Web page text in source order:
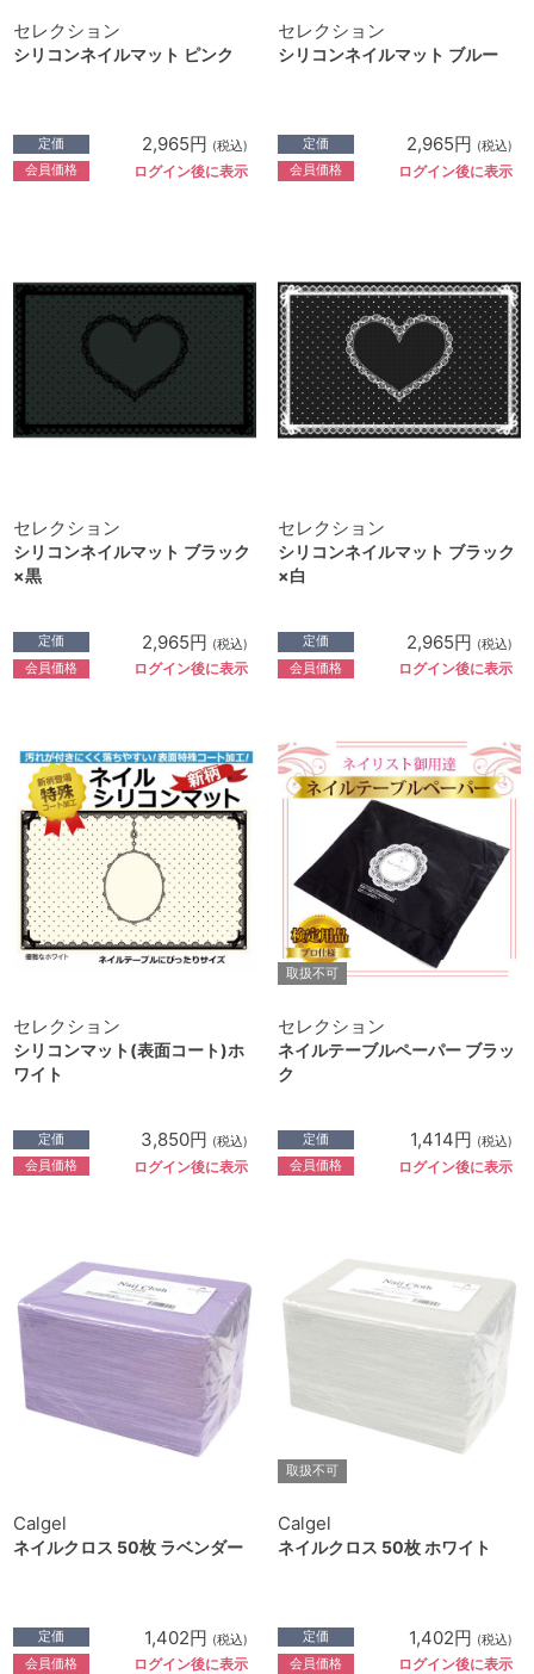
セレクション
シリコンネイルマット ピンク
定価 2,965円 (税込)
会員価格 ログイン後に表示
セレクション
シリコンネイルマット ブルー
定価 2,965円 (税込)
会員価格 ログイン後に表示
セレクション
シリコンネイルマット ブラック
×黒
定価 2,965円 (税込)
会員価格 ログイン後に表示
セレクション
シリコンネイルマット ブラック
×白
定価 2,965円 (税込)
会員価格 ログイン後に表示
セレクション
シリコンマット(表面コート)ホ
ワイト
定価 3,850円 (税込)
会員価格 ログイン後に表示
取扱不可
セレクション
ネイルテーブルペーパー ブラッ
ク
定価 1,414円 (税込)
会員価格 ログイン後に表示
Calgel
ネイルクロス 50枚 ラベンダー
定価 1,402円 (税込)
会員価格 ログイン後に表示
取扱不可
Calgel
ネイルクロス 50枚 ホワイト
定価 1,402円 (税込)
会員価格 ログイン後に表示